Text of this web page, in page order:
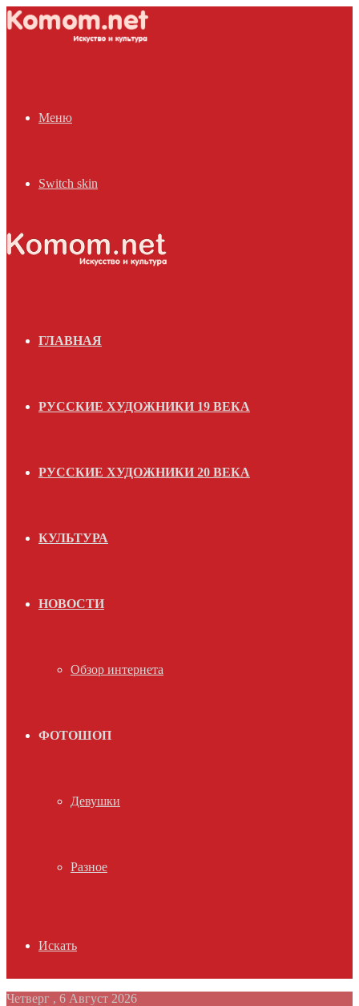
Меню
Switch skin
ГЛАВНАЯ
РУССКИЕ ХУДОЖНИКИ 19 ВЕКА
РУССКИЕ ХУДОЖНИКИ 20 ВЕКА
КУЛЬТУРА
НОВОСТИ
Обзор интернета
ФОТОШОП
Девушки
Разное
Искать
Четверг , 6 Август 2026